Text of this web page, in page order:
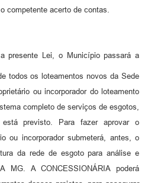
competente acerto de contas.
presente Lei, o Município passará a
todos os loteamentos novos da Sede
ou incorporador do loteamento
completo de serviços de esgotos,
previsto. Para fazer aprovar o
ou incorporador submeterá, antes, o
da rede de esgoto para análise e
MG. A CONCESSIONÁRIA poderá